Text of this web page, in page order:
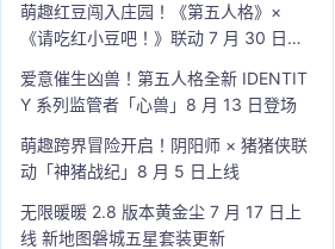
萌趣红豆闯入庄园！《第五人格》×
《请吃红小豆吧！》联动 7 月 30 日开
爱意催生凶兽！第五人格全新 IDENTIT
Y 系列监管者「心兽」8 月 13 日登场
萌趣跨界冒险开启！阴阳师 × 猪猪侠联
动「神猪战纪」8 月 5 日上线
无限暖暖 2.8 版本黄金尘 7 月 17 日上
线 新地图磐城五星套装更新